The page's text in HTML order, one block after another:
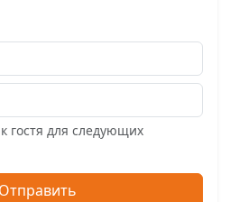
гостя для следующих
Отправить